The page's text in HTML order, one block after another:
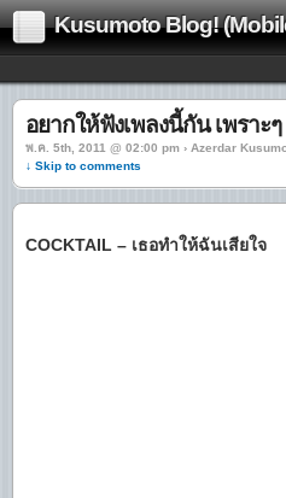
Kusumoto Blog!
อยากให้ฟังเพลงนี้กัน เพราะๆ
พ.ค. 5th, 2011 @ 02:00 pm › Azerdar
↓ Skip to comments
COCKTAIL – เธอทำให้ฉันเสียใจ